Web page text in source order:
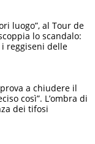
luogo”, al Tour de
lo scandalo:
reggiseni delle
a chiudere il
così”. L’ombra di
dei tifosi